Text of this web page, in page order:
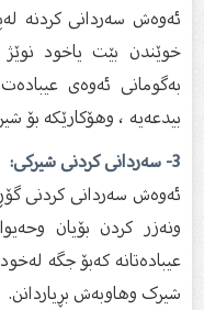
ئەوەش سەردانی کردنە
خوێندن بێت یاخود
بەگومانی ئەوەی
بیدعەیە ، وهۆکارێکە بۆ
ئەوەش سەردانی کردنی
ونەزر کردن بۆیان
عیبادەتانە کەبۆ جگە
شیرک وهاوبەش بڕیاردانن.